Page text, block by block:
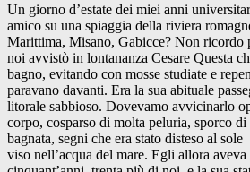
Un giorno d’estate dei miei anni
amico su una spiaggia della riviera
Marittima, Misano, Gabicce? Non ricordo
noi avvistò in lontananza Cesare Questa
bagno, evitando con mosse studiate e
paravano davanti. Era la sua abituale
litorale sabbioso. Dovevamo avvicinarlo
corpo, cosparso di molta peluria, sporco di
bagnata, segni che era stato disteso al
viso nell’acqua del mare. Egli allora